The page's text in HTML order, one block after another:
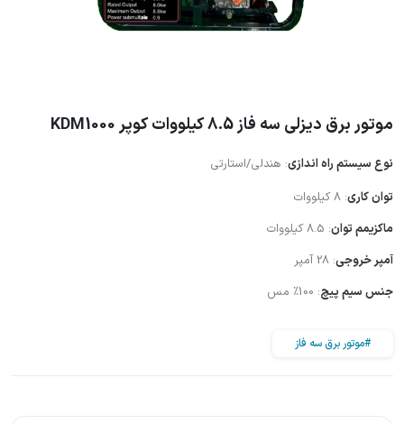
موتور برق دیزلی سه فاز 8.5 کیلووات کوپر KDM1000
نوع سیستم راه اندازی: هندلی/استارتی
توان کاری: 8 کیلووات
ماکزیمم توان: 8.5 کیلووات
آمپر خروجی: 28 آمپر
جنس سیم پیچ: 100% مس
#موتور برق سه فاز